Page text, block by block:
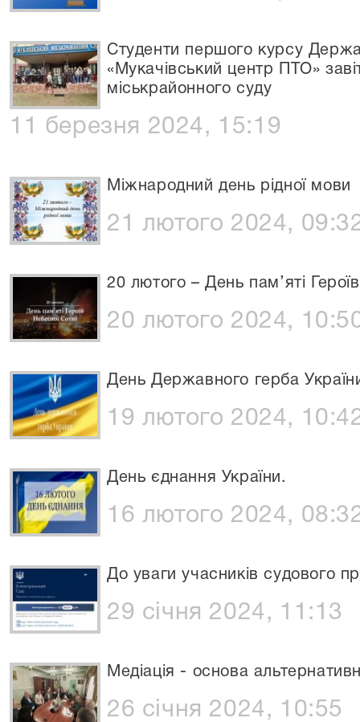
Студенти першого курсу
«Мукачівський центр ПТО»
міськрайонного суду
11 березня 2024, 15:19
Міжнародний день рідної мови
21 лютого 2024,
20 лютого – День пам’яті
20 лютого 2024,
День Державного герба
19 лютого 2024,
День єднання України.
16 лютого 2024,
До уваги учасників судового
29 січня 2024, 11:13
Медіація - основа
26 січня 2024, 10:55